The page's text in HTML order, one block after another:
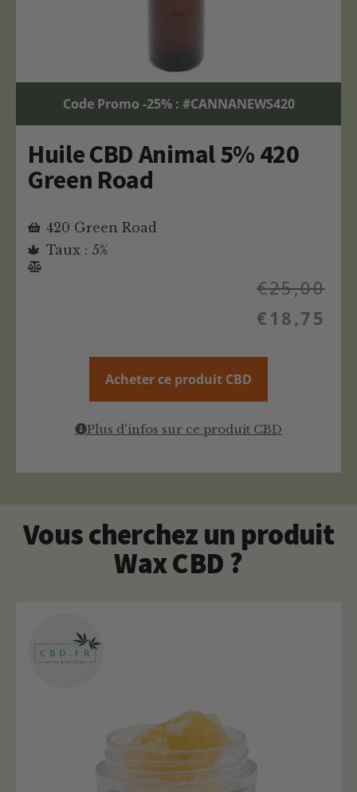
Code Promo -25% : #CANNANEWS420
Huile CBD Animal 5% 420
Green Road
420 Green Road
Taux : 5%
€25,00
€ 18,75
Acheter ce produit CBD
Plus d'infos sur ce produit CBD
Vous cherchez un produit
Wax CBD ?